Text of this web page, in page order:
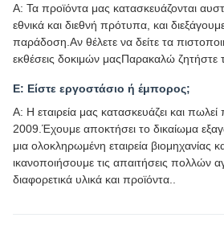
Α: Τα προϊόντα μας κατασκευάζονται
εθνικά και διεθνή πρότυπα, και
παράδοση.Αν θέλετε να δείτε τα
εκθέσεις δοκιμών μαςΠαρακαλώ ζητήστε
Ε: Είστε εργοστάσιο ή έμπορος;
Α: Η εταιρεία μας κατασκευάζει και
2009.Έχουμε αποκτήσει το δικαίωμα
μια ολοκληρωμένη εταιρεία βιομηχανίας
ικανοποιήσουμε τις απαιτήσεις πολλών
διαφορετικά υλικά και προϊόντα..